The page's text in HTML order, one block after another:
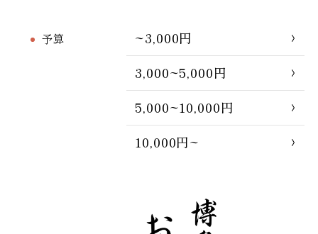
予算
~3,000円
3,000~5,000円
5,000~10,000円
10,000円~